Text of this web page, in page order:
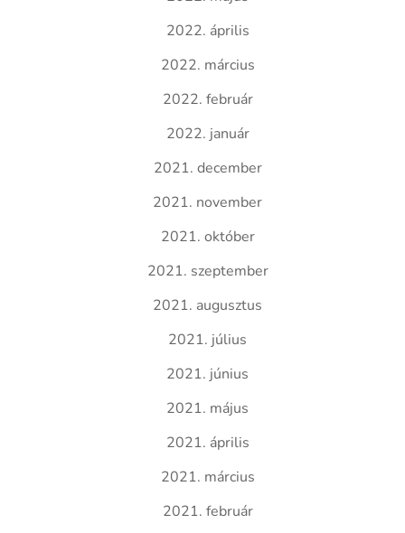
2022. április
2022. március
2022. február
2022. január
2021. december
2021. november
2021. október
2021. szeptember
2021. augusztus
2021. július
2021. június
2021. május
2021. április
2021. március
2021. február